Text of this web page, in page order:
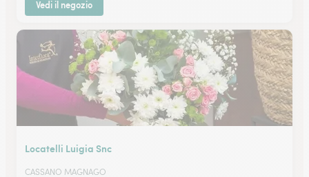
Vedi il negozio
Locatelli Luigia Snc
CASSANO MAGNAGO